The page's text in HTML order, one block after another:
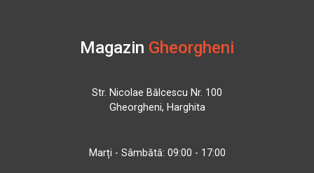
Magazin Gheorgheni
Str. Nicolae Bălcescu Nr. 100
Gheorgheni, Harghita
Marți - Sâmbătă: 09:00 - 17:00